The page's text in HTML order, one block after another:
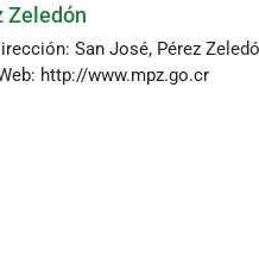
Zeledón
San José, Pérez
http://www.mpz.go.cr